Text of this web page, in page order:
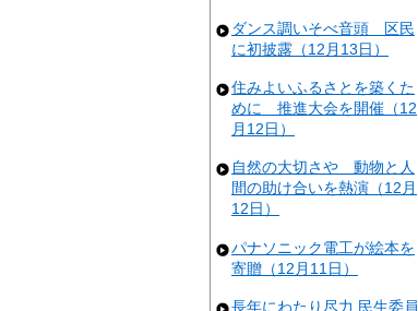
ダンス調いそべ音頭 区民
に初披露（12月13日）
住みよいふるさとを築くた
めに 推進大会を開催（12
月12日）
自然の大切さや 動物と人
間の助け合いを熱演（12月
12日）
パナソニック電工が絵本を
寄贈（12月11日）
長年にわたり尽力 民生委員